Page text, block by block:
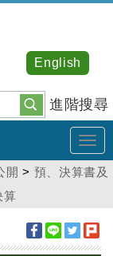
進階搜尋
English
開 > 預、決算書及
算